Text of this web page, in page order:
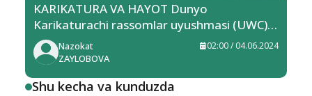
KARIKATURA VA HAYOT Dunyo
Karikaturachi rassomlar uyushmasi (UWC)
a’zosi, xalqaro karikaturalar ko‘rik-
tanlovlari sovrindori Mahmudjon
Nazokat
ZAYLOBOVA
02:00 / 04.06.2024
Shu kecha va kunduzda